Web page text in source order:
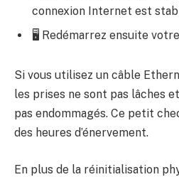
connexion Internet est
🖥️ Redémarrez ensuite
Si vous utilisez un câble
les prises ne sont pas lâches
pas endommagés. Ce petit
des heures d’énervement.
En plus de la réinitialisation